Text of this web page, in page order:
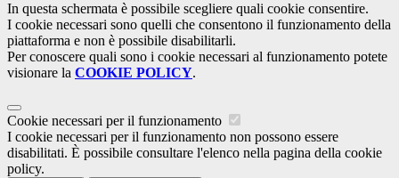
In questa schermata è possibile scegliere quali cookie consentire.
I cookie necessari sono quelli che consentono il funzionamento della
piattaforma e non è possibile disabilitarli.
Per conoscere quali sono i cookie necessari al funzionamento potete
visionare la COOKIE POLICY.
Cookie necessari per il funzionamento
I cookie necessari per il funzionamento non possono essere
disabilitati. È possibile consultare l'elenco nella pagina della cookie
policy.